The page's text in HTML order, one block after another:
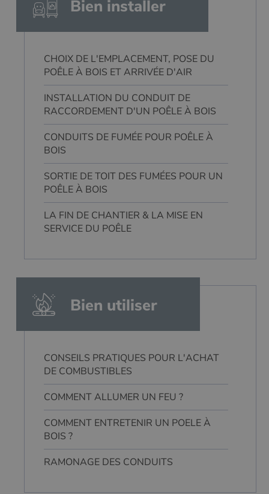
Bien installer
CHOIX DE L'EMPLACEMENT, POSE DU
POÊLE À BOIS ET ARRIVÉE D'AIR
INSTALLATION DU CONDUIT DE
RACCORDEMENT D'UN POÊLE À BOIS
CONDUITS DE FUMÉE POUR POÊLE À
BOIS
SORTIE DE TOIT DES FUMÉES POUR UN
POÊLE À BOIS
LA FIN DE CHANTIER & LA MISE EN
SERVICE DU POÊLE
Bien utiliser
CONSEILS PRATIQUES POUR L'ACHAT
DE COMBUSTIBLES
COMMENT ALLUMER UN FEU ?
COMMENT ENTRETENIR UN POELE À
BOIS ?
RAMONAGE DES CONDUITS